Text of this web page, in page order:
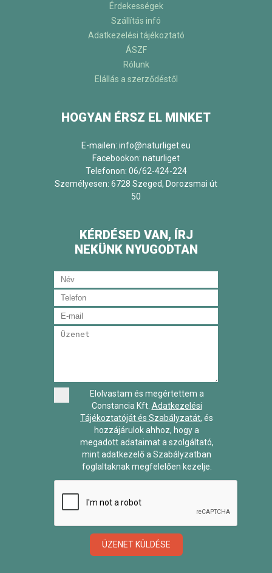
Érdekességek
Szállítás infó
Adatkezelési tájékoztató
ÁSZF
Rólunk
Elállás a szerződéstől
HOGYAN ÉRSZ EL MINKET
E-mailen: info@naturliget.eu
Facebookon: naturliget
Telefonon: 06/62-424-224
Személyesen: 6728 Szeged, Dorozsmai út
50
KÉRDÉSED VAN, ÍRJ
NEKÜNK NYUGODTAN
Elolvastam és megértettem a
Constancia Kft. Adatkezelési
Tájékoztatóját és Szabályzatát, és
hozzájárulok ahhoz, hogy a
megadott adataimat a szolgáltató,
mint adatkezelő a Szabályzatban
foglaltaknak megfelelően kezelje.
ÜZENET KÜLDÉSE